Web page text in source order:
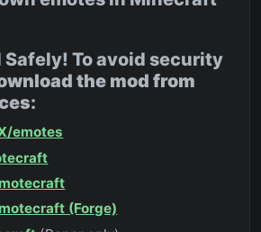
To avoid security
the mod from
:
emotes
(Forge)